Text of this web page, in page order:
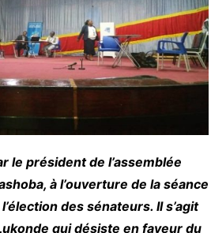
le président de l’assemblée
à l’ouverture de la séance
des sénateurs. Il s’agit
qui désiste en faveur du